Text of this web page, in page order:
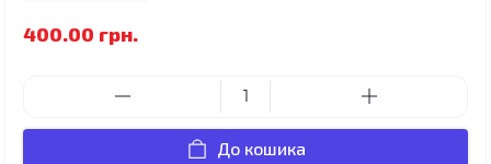
400.00 грн.
До кошика